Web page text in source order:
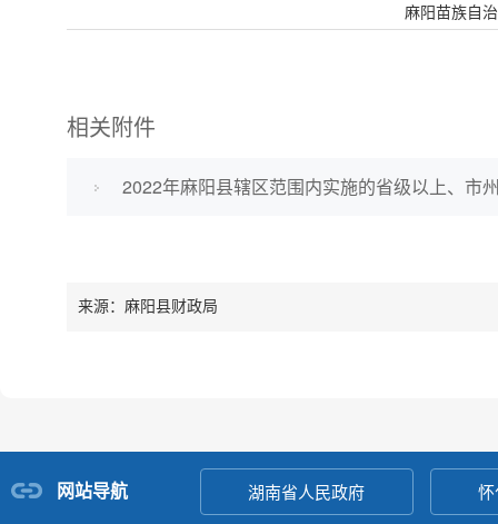
麻阳苗族自
相关附件
2022年麻阳县辖区范围内实施的省级以上、市
来源：麻阳县财政局
网站导航 湖南省人民政府